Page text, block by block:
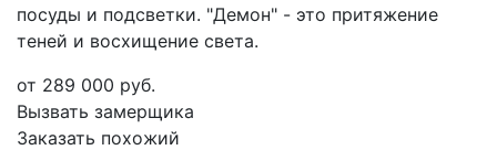
посуды и подсветки. "Демон" - это притяжение
теней и восхищение света.
от 289 000 руб.
Вызвать замерщика
Заказать похожий